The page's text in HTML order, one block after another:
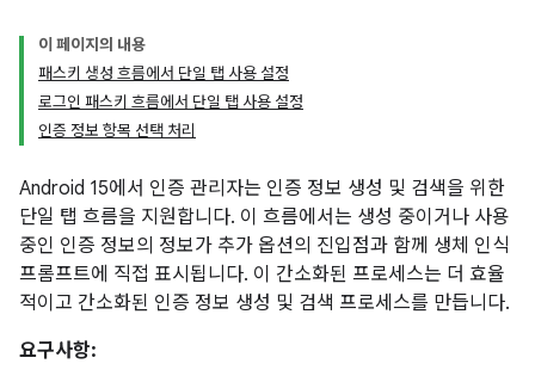
이 페이지의 내용
패스키 생성 흐름에서 단일 탭 사용 설정
로그인 패스키 흐름에서 단일 탭 사용 설정
인증 정보 항목 선택 처리
Android 15에서 인증 관리자는 인증 정보 생성 및 검색을 위한
단일 탭 흐름을 지원합니다. 이 흐름에서는 생성 중이거나 사용
중인 인증 정보의 정보가 추가 옵션의 진입점과 함께 생체 인식
프롬프트에 직접 표시됩니다. 이 간소화된 프로세스는 더 효율
적이고 간소화된 인증 정보 생성 및 검색 프로세스를 만듭니다.
요구사항: